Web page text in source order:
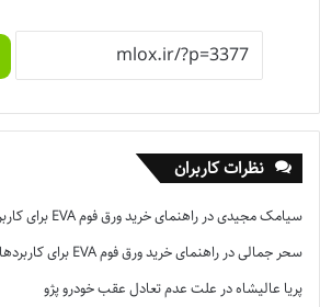
نظرات کاربران
سیامک مجیدیدر راهنمای خرید ورق فوم EVA برای کاربردهای مختلف صنعتی
سحر جمالیدر راهنمای خرید ورق فوم EVA برای کاربردهای مختلف صنعتی
پریا عالیشاهدر علت عدم تعادل عقب خودرو پژو